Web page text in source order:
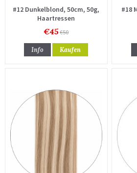
#12 Dunkelblond, 50cm, 50g,
Haartressen
€45 €50
Info Kaufen
#18